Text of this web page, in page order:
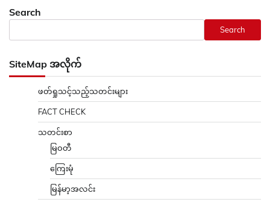
Search
Search
SiteMap အလိုက်
ဖတ်ရှုသင့်သည့်သတင်းများ
FACT CHECK
သတင်းစာ
မြဝတီ
ကြေးမုံ
မြန်မာ့အလင်း